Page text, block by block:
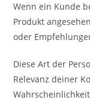
Wenn ein Kunde
Produkt
oder
Diese Art der
Relevanz deiner